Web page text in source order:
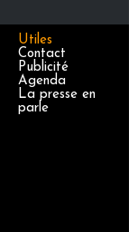
Utiles
Contact
Publicité
Agenda
La presse en
parle